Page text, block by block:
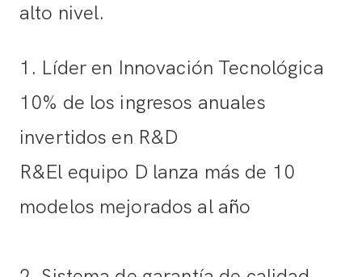
alto nivel.
1. Líder en Innovación Tecnológica
10% de los ingresos anuales
invertidos en R&D
R&El equipo D lanza más de 10
modelos mejorados al año